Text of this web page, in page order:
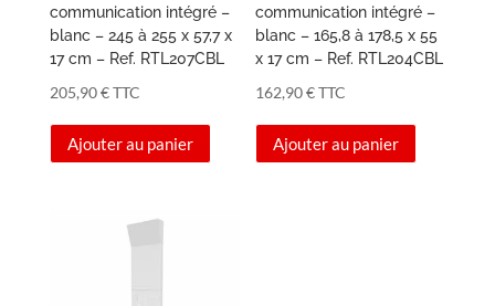
communication intégré –
blanc – 245 à 255 x 57,7 x
17 cm – Ref. RTL207CBL
205,90€TTC
Ajouter au panier
communication intégré –
blanc – 165,8 à 178,5 x 55
x 17 cm – Ref. RTL204CBL
162,90€TTC
Ajouter au panier